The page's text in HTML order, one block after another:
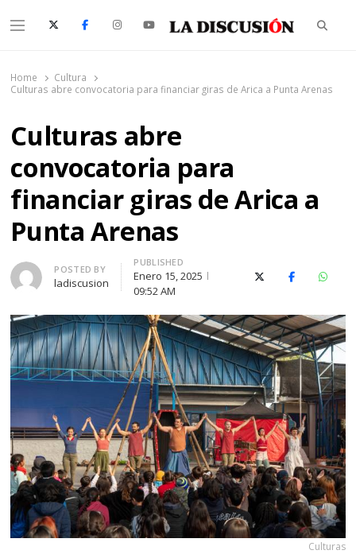
Menu
Home
Cultura
Culturas abre convocatoria para financiar giras de Arica a Punta Arenas
Culturas abre
convocatoria para
financiar giras de Arica a
Punta Arenas
Author
POSTED BY
ladiscusion
PUBLISHED
Enero 15, 2025
09:52 AM
X (Twitter)Facebook
Culturas